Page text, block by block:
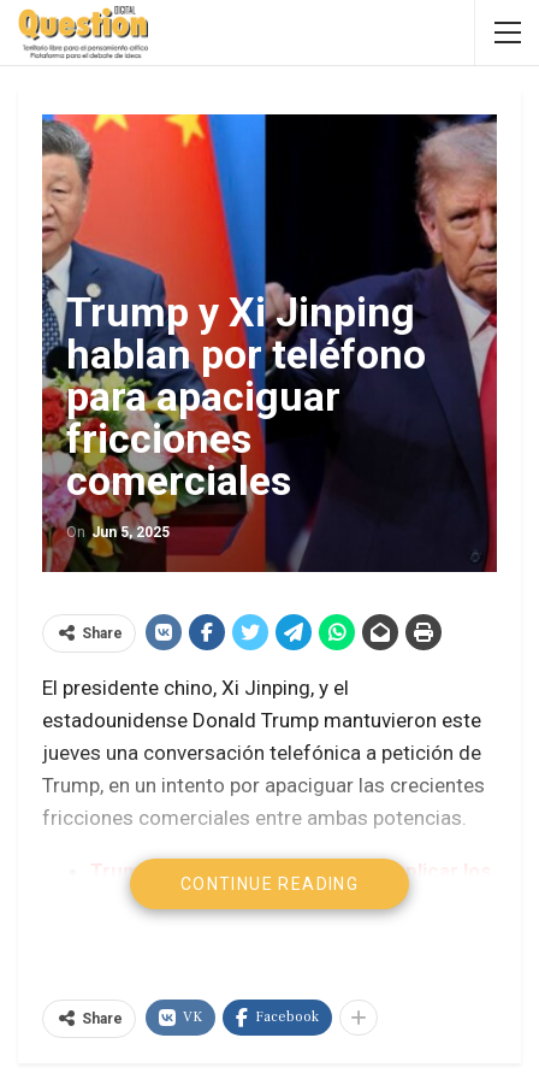
Trump y Xi Jinping
hablan por teléfono
para apaciguar
fricciones
comerciales
On Jun 5, 2025
Share
El presidente chino, Xi Jinping, y el
estadounidense Donald Trump mantuvieron este
jueves una conversación telefónica a petición de
Trump, en un intento por apaciguar las crecientes
fricciones comerciales entre ambas potencias.
Trump cumple su amenaza de duplicar los
aranceles al acero y el aluminio
Ataques de Trump a la justicia brasileña en
defensa de Bolsonaro
CONTINUE READING
Share VK Facebook